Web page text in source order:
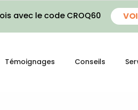
avec le code CROQ60
Témoignages Conseils